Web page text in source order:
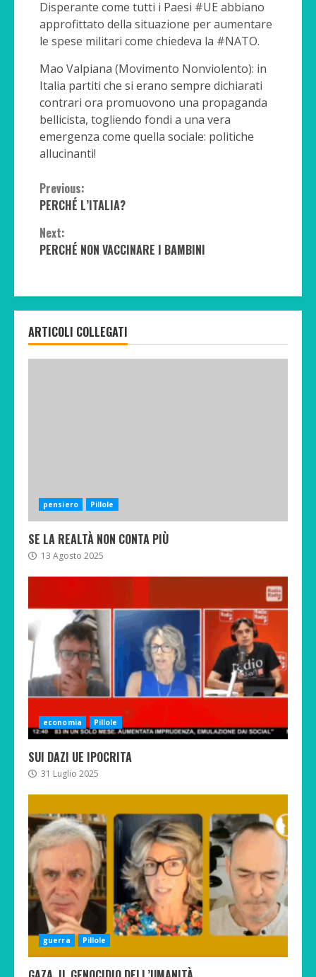
Disperante come tutti i Paesi #UE abbiano
approfittato della situazione per aumentare
le spese militari come chiedeva la #NATO.
Mao Valpiana (Movimento Nonviolento): in
Italia partiti che si erano sempre dichiarati
contrari ora promuovono una propaganda
bellicista, togliendo fondi a una vera
emergenza come quella sociale: politiche
allucinanti!
Continue
Reading
Previous:
PERCHÉ L’ITALIA?
Next:
PERCHÉ NON VACCINARE I BAMBINI
ARTICOLI COLLEGATI
pensiero Pillole
SE LA REALTÀ NON CONTA PIÙ
13 Agosto 2025
economia Pillole
SUI DAZI UE IPOCRITA
31 Luglio 2025
guerra Pillole